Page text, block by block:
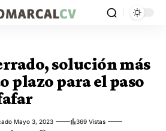
solución más
plazo para el paso
Mayo 3, 2023
369 Vistas